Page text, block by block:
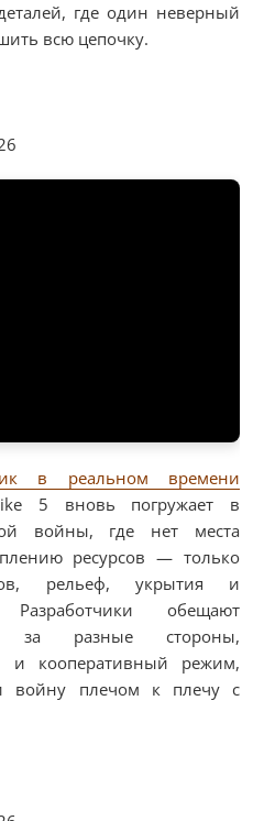
где один неверный
всю цепочку.
в реальном времени
5 вновь погружает в
войны, где нет места
ресурсов — только
рельеф, укрытия и
обещают
за разные стороны,
и кооперативный режим,
войну плечом к плечу с